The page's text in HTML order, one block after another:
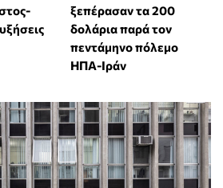
ξεπέρασαν τα 200
δολάρια παρά τον
πεντάμηνο πόλεμο
ΗΠΑ-Ιράν